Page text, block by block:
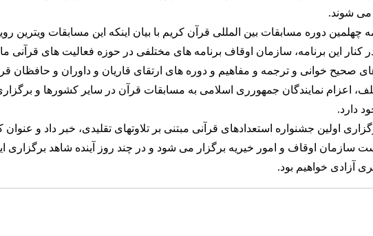
می شوند.
دوره مسابقات بین المللی قرآن کریم با بیان اینکه این مسابقات ویترین
این برنامه، سازمان اوقاف برنامه های مختلفی در حوزه فعالیت های قرآنی
صحیح خوانی و ترجمه و مفاهیم و دوره های ارتقای قاریان و داوران و حافظان
اعزام نمایندگان جمهورری اسلامی به مسابقات قرآن در سایر کشورها و
دارد.
اولین جشنواره استعدادهای قرآنی مبتنی بر تلاوتهای تقلیدی، خبر داد و عنوان
سازمان اوقاف و امور خیریه برگزار می شود و در چند روز آینده شاهد برگزاری